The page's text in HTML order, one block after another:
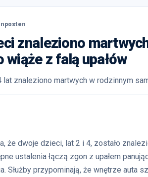
znaleziono
z falą upałów
znaleziono martwych w rodzinnym
że dwoje dzieci, lat 2 i 4, zostało
ustalenia łączą zgon z upałem
Służby przypominają, że wnętrze auta